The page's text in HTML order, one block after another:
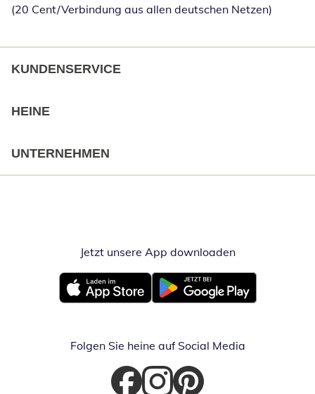
(20 Cent/Verbindung aus allen deutschen Netzen)
KUNDENSERVICE
HEINE
UNTERNEHMEN
Jetzt unsere App downloadenÖffnet in
Öffnet in neuem FensterÖffnet in neuem Fenster
Folgen Sie heine auf Social Media